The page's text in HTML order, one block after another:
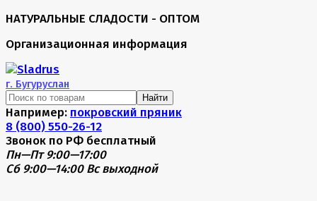
НАТУРАЛЬНЫЕ СЛАДОСТИ - ОПТОМ
Организационная информация
г. Бугуруслан
Найти
Например: покровский пряник
8 (800) 550-26-12
Звонок по РФ бесплатный
Пн—Пт 9:00—17:00
Сб 9:00—14:00 Вс выходной